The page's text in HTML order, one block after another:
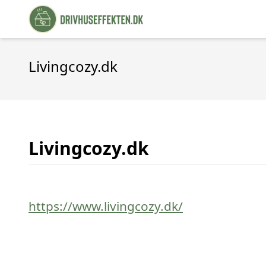
Livingcozy.dk
Livingcozy.dk
https://www.livingcozy.dk/